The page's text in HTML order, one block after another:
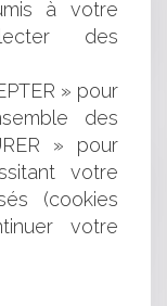
d’interprétation
réparation au titre
pouvoir?
du
en nom collectif
d'actionnaire ne
à votre
des
» pour
des
» pour
votre
(cookies
votre